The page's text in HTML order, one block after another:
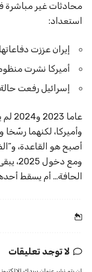
محادثات غير مباشرة
استعداد:
إيران عززت
أميركا نشرت
إسرائيل رفعت
وأميركا، لكنهما رسّخا
أصبح هو القاعدة،
ومع
الحافة… أم يسقط
لا توجد تعليقات